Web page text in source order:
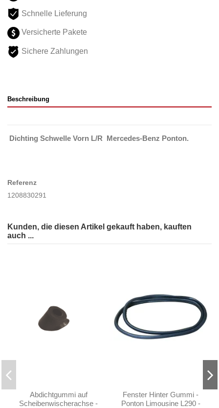
Schnelle Lieferung
Versicherte Pakete
Sichere Zahlungen
Beschreibung
Dichting Schwelle Vorn L/R Mercedes-Benz Ponton.
Referenz
1208830291
Kunden, die diesen Artikel gekauft haben, kauften
auch ...
Abdichtgummi auf
Scheibenwischerachse -
Fenster Hinter Gummi -
Ponton Limousine L290 -